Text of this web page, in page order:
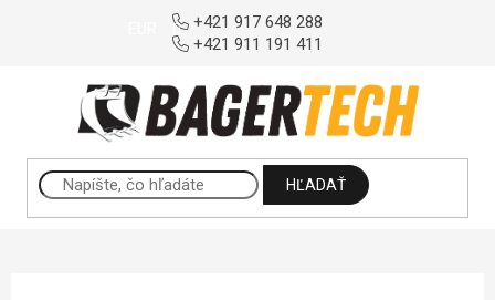
+421 917 648 288
+421 911 191 411
HĽADAŤ